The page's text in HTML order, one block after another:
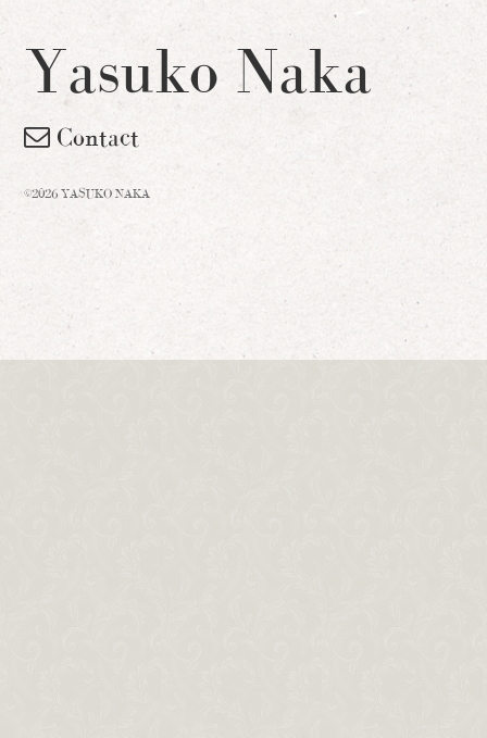
Yasuko Naka
Contact
©2026 YASUKO NAKA